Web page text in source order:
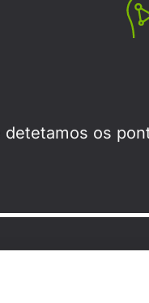
os
tecnológica à